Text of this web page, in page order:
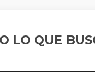
LO QUE